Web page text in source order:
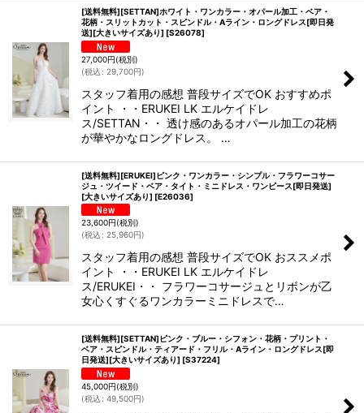
[送料無料][SETTAN]ホワイト・ワンカラー・オパール加工・ベア・
花柄・スリットカット・スピンドル・Aライン・ロングドレス[即日発
送][大きいサイズあり] [S26078]
27,000円(税別)
(税込 : 29,700円)
スタッフ着用の感想 普段サイズでOK おすすめポ
イント ・・ERUKEI LK エルケイドレ
ス/SETTAN・・ 透け感のあるオパール加工の花柄
が華やかなロングドレス。 …
[送料無料][ERUKEI]ピンク・ワンカラー・シンプル・フラワーコサー
ジュ・ツイード・ベア・タイト・ミニドレス・ワンピース[即日発送]
[大きいサイズあり] [E26036]
23,600円(税別)
(税込: 25,960円)
スタッフ着用の感想 普段サイズでOK おススメポ
イント ・・ERUKEI LK エルケイドレ
ス/ERUKEI・・ フラワーコサージュとリボンが乙
女心くすぐるワンカラーミニドレスで…
[送料無料][SETTAN]ピンク・ブルー・シフォン・花柄・プリント・
ベア・スピンドル・ティアード・フリル・Aライン・ロングドレス[即
日発送][大きいサイズあり] [S37224]
45,000円(税別)
(税込 : 49,500円)